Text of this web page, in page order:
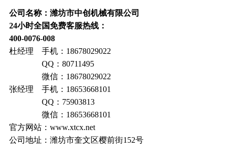
公司名称：潍坊市中创机械有限公司
24小时全国免费客服热线：
400-0076-008
杜经理 手机：18678029022
QQ：80711495
微信：18678029022
张经理 手机：18653668101
QQ：75903813
微信：18653668101
官方网站：www.xtcx.net
公司地址：潍坊市奎文区樱前街152号